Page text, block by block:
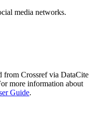
media networks.
from Crossref via DataCite
more information about
Guide.